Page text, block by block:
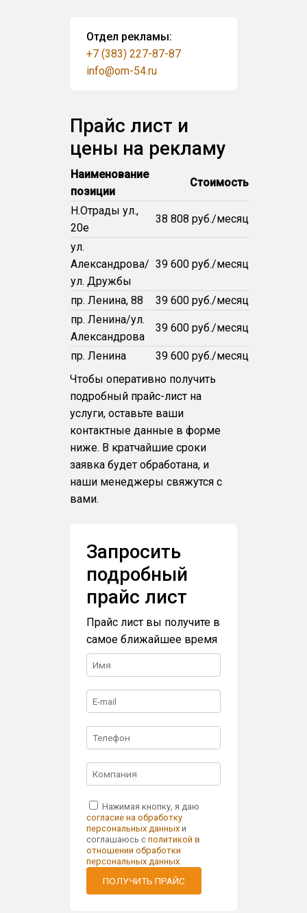
Отдел рекламы:
+7 (383) 227-87-87
info@om-54.ru
Прайс лист и
цены на рекламу
Наименование
позиции
Стоимость
Н.Отрады ул.,
20е
38 808 руб./месяц
ул.
Александрова/
ул. Дружбы
39 600 руб./месяц
пр. Ленина, 88
39 600 руб./месяц
пр. Ленина/ул.
Александрова
39 600 руб./месяц
пр. Ленина
39 600 руб./месяц
Чтобы оперативно получить
подробный прайс-лист на
услуги, оставьте ваши
контактные данные в форме
ниже. В кратчайшие сроки
заявка будет обработана, и
наши менеджеры свяжутся с
вами.
Запросить
подробный
прайс лист
Прайс лист вы получите в
самое ближайшее время
Нажимая кнопку, я даю
согласие на обработку
персональных данных и
соглашаюсь сполитикой в
отношении обработки
персональных данных
ПОЛУЧИТЬ ПРАЙС